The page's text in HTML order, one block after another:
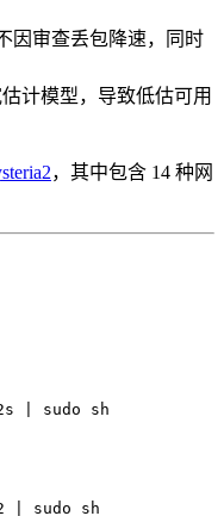
因审查丢包降速，同时
计模型，导致低估可用
，其中包含 14 种网
| sudo sh
sudo sh